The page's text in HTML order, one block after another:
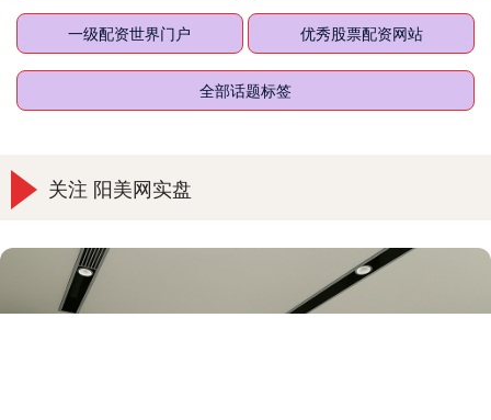
一级配资世界门户 优秀股票配资网站
全部话题标签
关注 阳美网实盘